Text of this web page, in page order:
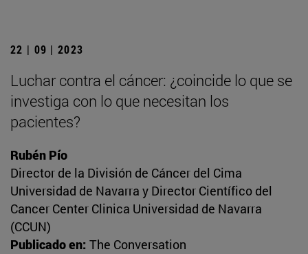
22 | 09 | 2023
Luchar contra el cáncer: ¿coincide lo que se
investiga con lo que necesitan los
pacientes?
Rubén Pío
Director de la División de Cáncer del Cima
Universidad de Navarra y Director Científico del
Cancer Center Clinica Universidad de Navarra
(CCUN)
Publicado en: The Conversation